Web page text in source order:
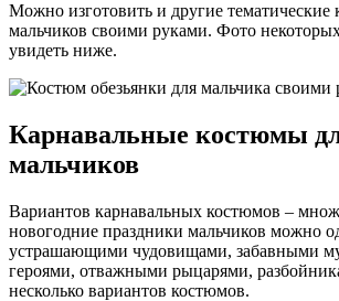
Можно изготовить и другие тематические
мальчиков своими руками. Фото
увидеть ниже.
Карнавальные костюмы
мальчиков
Вариантов карнавальных костюмов –
новогодние праздники мальчиков можно
устрашающими чудовищами, забавными
героями, отважными рыцарями,
несколько вариантов костюмов.